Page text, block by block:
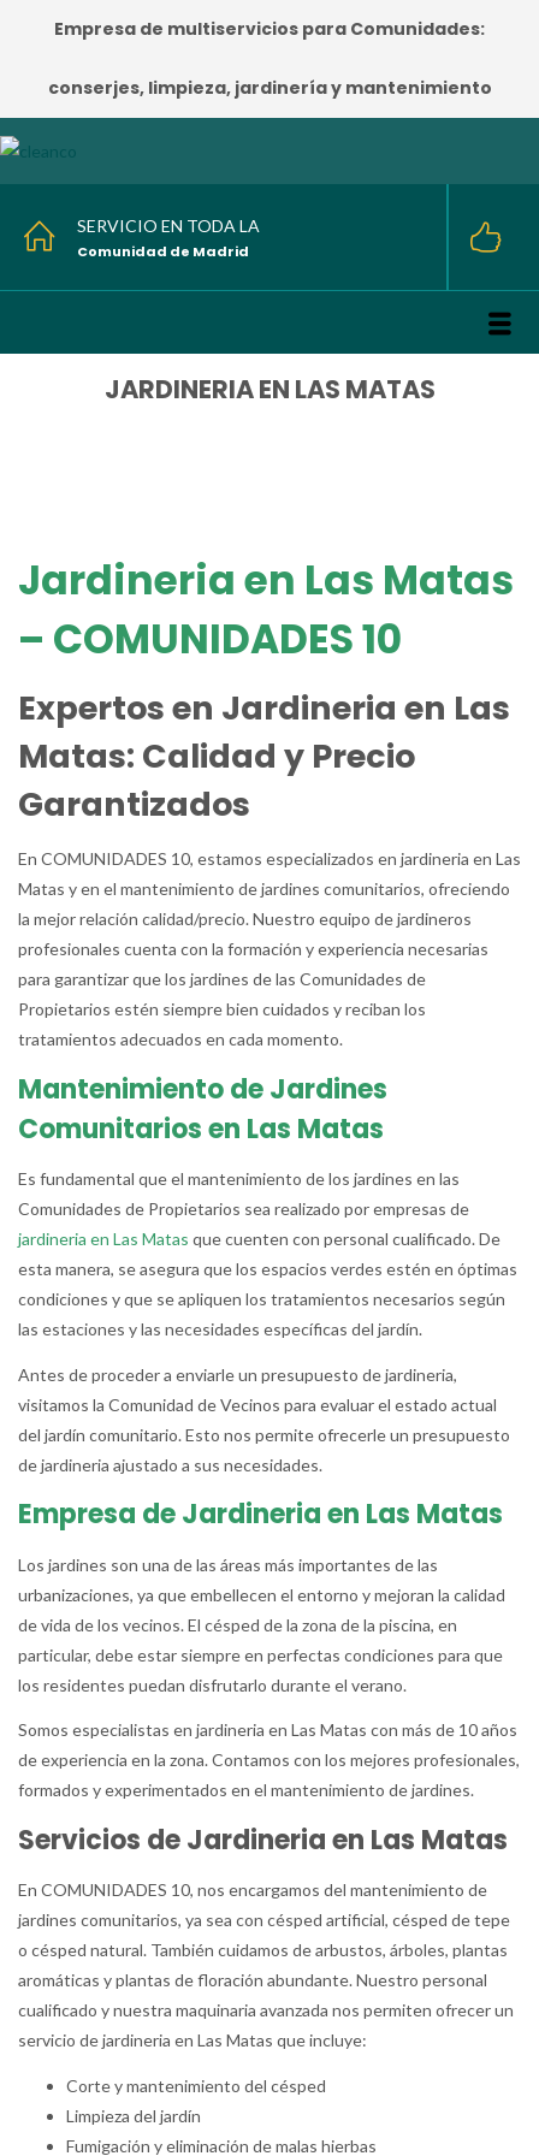
Empresa de multiservicios para Comunidades:
conserjes, limpieza, jardinería y mantenimiento
SERVICIO EN TODA LA
Comunidad de Madrid
JARDINERIA EN LAS MATAS
Jardineria en Las Matas
– COMUNIDADES 10
Expertos en Jardineria en Las
Matas: Calidad y Precio
Garantizados
En COMUNIDADES 10, estamos especializados en jardineria en Las
Matas y en el mantenimiento de jardines comunitarios, ofreciendo
la mejor relación calidad/precio. Nuestro equipo de jardineros
profesionales cuenta con la formación y experiencia necesarias
para garantizar que los jardines de las Comunidades de
Propietarios estén siempre bien cuidados y reciban los
tratamientos adecuados en cada momento.
Mantenimiento de Jardines
Comunitarios en Las Matas
Es fundamental que el mantenimiento de los jardines en las
Comunidades de Propietarios sea realizado por empresas de
jardineria en Las Matas que cuenten con personal cualificado. De
esta manera, se asegura que los espacios verdes estén en óptimas
condiciones y que se apliquen los tratamientos necesarios según
las estaciones y las necesidades específicas del jardín.
Antes de proceder a enviarle un presupuesto de jardineria,
visitamos la Comunidad de Vecinos para evaluar el estado actual
del jardín comunitario. Esto nos permite ofrecerle un presupuesto
de jardineria ajustado a sus necesidades.
Empresa de Jardineria en Las Matas
Los jardines son una de las áreas más importantes de las
urbanizaciones, ya que embellecen el entorno y mejoran la calidad
de vida de los vecinos. El césped de la zona de la piscina, en
particular, debe estar siempre en perfectas condiciones para que
los residentes puedan disfrutarlo durante el verano.
Somos especialistas en jardineria en Las Matas con más de 10 años
de experiencia en la zona. Contamos con los mejores profesionales,
formados y experimentados en el mantenimiento de jardines.
Servicios de Jardineria en Las Matas
En COMUNIDADES 10, nos encargamos del mantenimiento de
jardines comunitarios, ya sea con césped artificial, césped de tepe
o césped natural. También cuidamos de arbustos, árboles, plantas
aromáticas y plantas de floración abundante. Nuestro personal
cualificado y nuestra maquinaria avanzada nos permiten ofrecer un
servicio de jardineria en Las Matas que incluye:
Corte y mantenimiento del césped
Limpieza del jardín
Fumigación y eliminación de malas hierbas